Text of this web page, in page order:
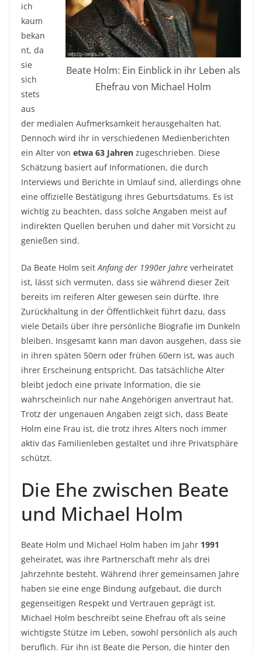
Beate Holm: Ein Einblick in ihr Leben als
Ehefrau von Michael Holm
ich
kaum
bekan
nt, da
sie
sich
stets
aus
der medialen Aufmerksamkeit herausgehalten hat.
Dennoch wird ihr in verschiedenen Medienberichten
ein Alter von etwa 63 Jahren zugeschrieben. Diese
Schätzung basiert auf Informationen, die durch
Interviews und Berichte in Umlauf sind, allerdings ohne
eine offizielle Bestätigung ihres Geburtsdatums. Es ist
wichtig zu beachten, dass solche Angaben meist auf
indirekten Quellen beruhen und daher mit Vorsicht zu
genießen sind.
Da Beate Holm seitAnfang der 1990er Jahre verheiratet
ist, lässt sich vermuten, dass sie während dieser Zeit
bereits im reiferen Alter gewesen sein dürfte. Ihre
Zurückhaltung in der Öffentlichkeit führt dazu, dass
viele Details über ihre persönliche Biografie im Dunkeln
bleiben. Insgesamt kann man davon ausgehen, dass sie
in ihren späten 50ern oder frühen 60ern ist, was auch
ihrer Erscheinung entspricht. Das tatsächliche Alter
bleibt jedoch eine private Information, die sie
wahrscheinlich nur nahe Angehörigen anvertraut hat.
Trotz der ungenauen Angaben zeigt sich, dass Beate
Holm eine Frau ist, die trotz ihres Alters noch immer
aktiv das Familienleben gestaltet und ihre Privatsphäre
schützt.
Die Ehe zwischen Beate
und Michael Holm
Beate Holm und Michael Holm haben im Jahr 1991
geheiratet, was ihre Partnerschaft mehr als drei
Jahrzehnte besteht. Während ihrer gemeinsamen Jahre
haben sie eine enge Bindung aufgebaut, die durch
gegenseitigen Respekt und Vertrauen geprägt ist.
Michael Holm beschreibt seine Ehefrau oft als seine
wichtigste Stütze im Leben, sowohl persönlich als auch
beruflich. Für ihn ist Beate die Person, die hinter den